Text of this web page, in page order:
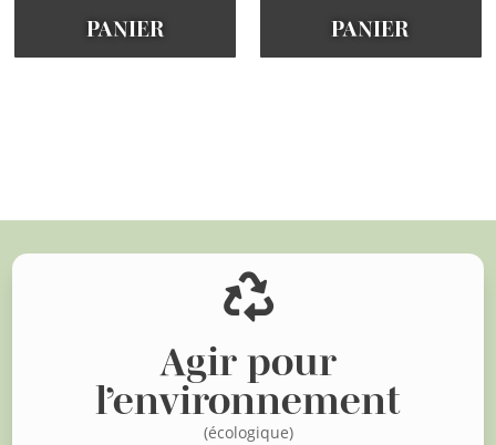
PANIER PANIER

Agir pour
l’environnement
(écologique)